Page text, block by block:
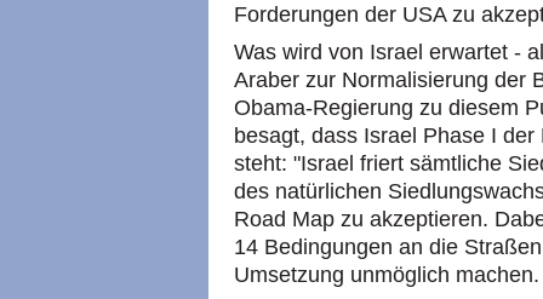
Forderungen der USA zu
Was wird von Israel erwartet -
Araber zur Normalisierung der
Obama-Regierung zu diesem
besagt, dass Israel Phase I
steht: "Israel friert sämtliche
des natürlichen
Road Map zu akzeptieren.
14 Bedingungen an die
Umsetzung unmöglich machen.